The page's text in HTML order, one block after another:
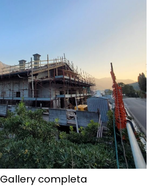
Gallery completa